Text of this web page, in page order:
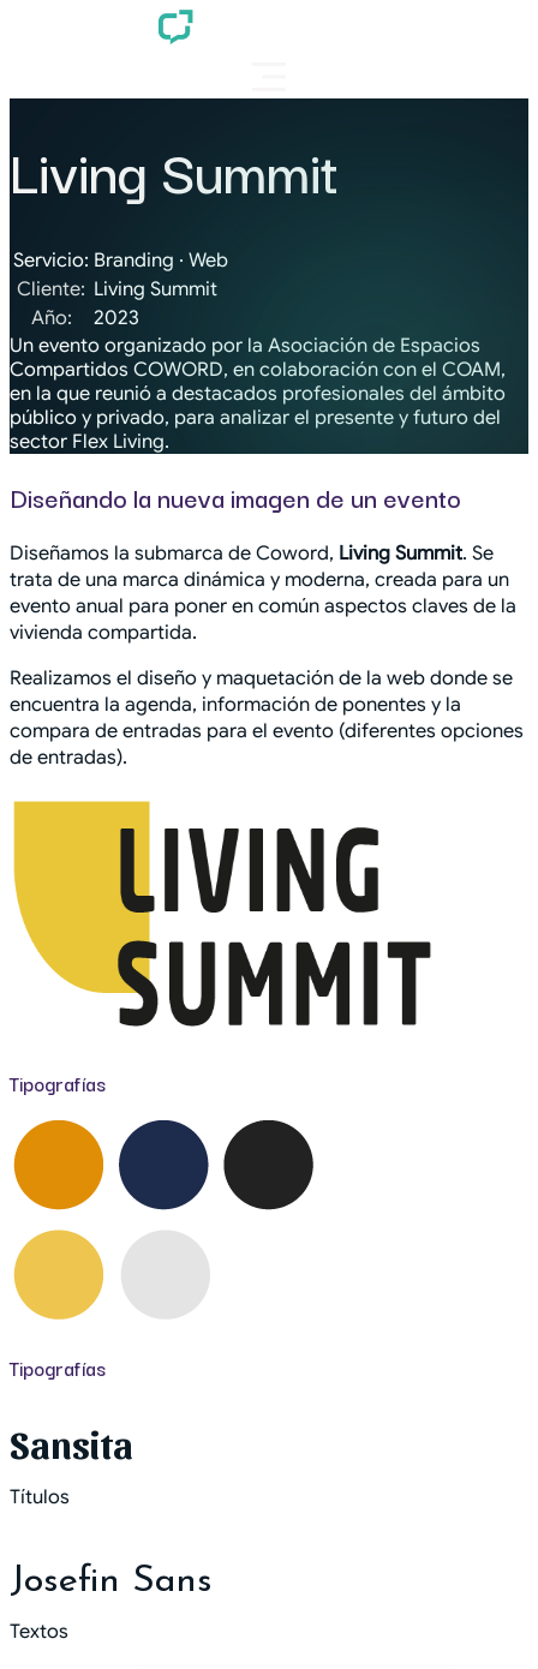
Living Summit
Servicio: Branding · Web
Cliente: Living Summit
Año:
2023
Un evento organizado por la Asociación de Espacios
Compartidos COWORD, en colaboración con el COAM,
en la que reunió a destacados profesionales del ámbito
público y privado, para analizar el presente y futuro del
sector Flex Living.
Diseñando la nueva imagen de un evento
Diseñamos la submarca de Coword, Living Summit. Se
trata de una marca dinámica y moderna, creada para un
evento anual para poner en común aspectos claves de la
vivienda compartida.
Realizamos el diseño y maquetación de la web donde se
encuentra la agenda, información de ponentes y la
compara de entradas para el evento (diferentes opciones
de entradas).
Tipografías
Tipografías
Sansita
Títulos
Josefin Sans
Textos